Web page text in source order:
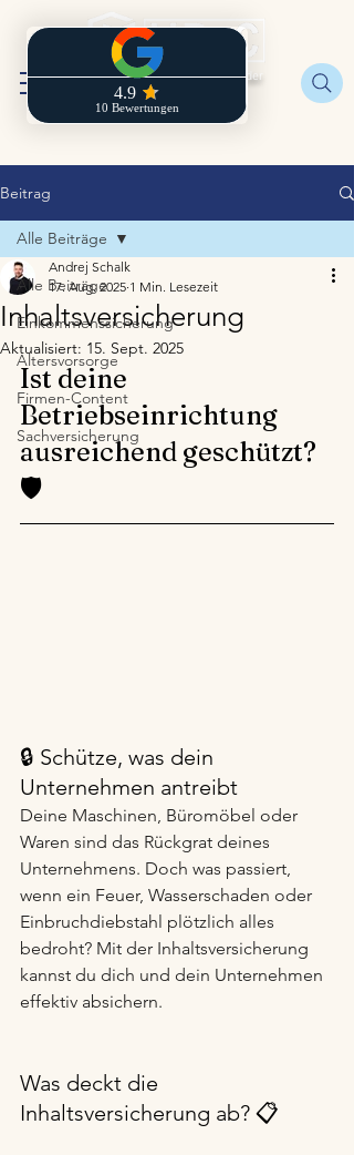
Regionaldirektion der
Beitrag
Alle Beiträge
Einkommenssicherung
Altersvorsorge
Firmen-Content
Sachversicherung
Alle Beiträge
Inhaltsversicherung
Andrej Schalk
17. Aug. 2025 1 Min. Lesezeit
Aktualisiert: 15. Sept. 2025
Ist deine
Betriebseinrichtung
ausreichend geschützt?
🛡️
🔒 Schütze, was dein
Unternehmen antreibt
Deine Maschinen, Büromöbel oder
Waren sind das Rückgrat deines
Unternehmens. Doch was passiert,
wenn ein Feuer, Wasserschaden oder
Einbruchdiebstahl plötzlich alles
bedroht? Mit der Inhaltsversicherung
kannst du dich und dein Unternehmen
effektiv absichern.
Was deckt die
Inhaltsversicherung ab? 📋